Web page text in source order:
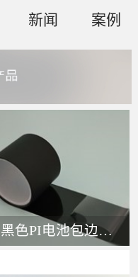
新闻 案例
哑黑色PI电池包边接头胶带